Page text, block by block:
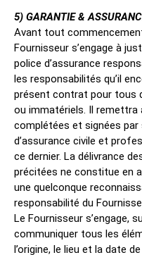
5) GARANTIE &
Avant tout
Fournisseur s’engage à
police d’assurance
les responsabilités qu’il
présent contrat pour tous
ou immatériels. Il
complétées et signées
d’assurance civile et
ce dernier. La délivrance
précitées ne constitue en
une quelconque
responsabilité du
Le Fournisseur s’engage,
communiquer tous les
l’origine, le lieu et la date